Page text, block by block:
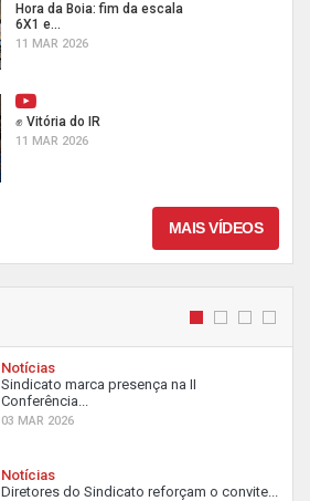
Hora da Boia: fim da escala
6X1 e...
11 MAR 2026
✊ Vitória do IR
11 MAR 2026
MAIS VÍDEOS
Notícias
Sindicato marca presença na II
Conferência...
03 MAR 2026
Notícias
Diretores do Sindicato reforçam o convite...